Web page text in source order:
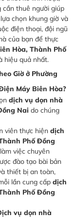
cần thuê người giúp
chọn khung giờ và
điện thoại, đội ngũ
của bạn để thực
Hòa, Thành Phố
hiệu quả nhất.
Giờ ở Phường
Máy Biên Hòa?
dịch vụ dọn nhà
Nai do chúng
viên thực hiệndịch
Phố Đồng
việc chuyên
đào tạo bài bản
thiết bị an toàn,
lần cung cấpdịch
Phố Đồng
vụ dọn nhà